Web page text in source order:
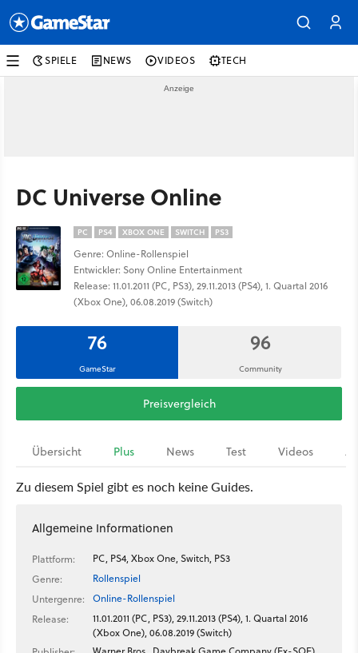
SPIELE NEWS VIDEOS TECH
DC Universe Online
PC PS4 XBOX ONE SWITCH PS3
Genre: Online-Rollenspiel
Entwickler: Sony Online Entertainment
Release: 11.01.2011 (PC, PS3), 29.11.2013 (PS4), 1. Quartal 2016
(Xbox One), 06.08.2019 (Switch)
76
GameStar
96
Community
Preisvergleich
Übersicht Plus News Test Videos
Zu diesem Spiel gibt es noch keine Guides.
Allgemeine Informationen
Plattform:
PC, PS4, Xbox One, Switch, PS3
Genre:
Rollenspiel
Untergenre:
Online-Rollenspiel
Release:
11.01.2011 (PC, PS3), 29.11.2013 (PS4), 1. Quartal 2016
(Xbox One), 06.08.2019 (Switch)